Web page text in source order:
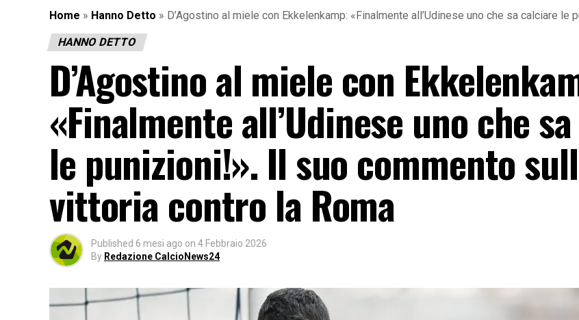
Home » Hanno Detto » D’Agostino al miele con Ekkelenkamp: «Finalmente all’Udinese uno che sa calciare
HANNO DETTO
D’Agostino al miele con
«Finalmente all’Udinese uno che
le punizioni!». Il suo commento
vittoria contro la Roma
Published 6 mesi ago on 4 Febbraio 2026
By Redazione CalcioNews24